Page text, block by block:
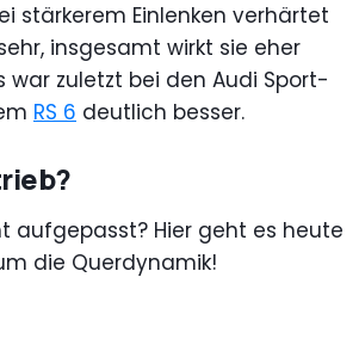
stärkerem Einlenken verhärtet
insgesamt wirkt sie eher
war zuletzt bei den Audi Sport-
RS 6 deutlich besser.
aufgepasst? Hier geht es heute
die Querdynamik!